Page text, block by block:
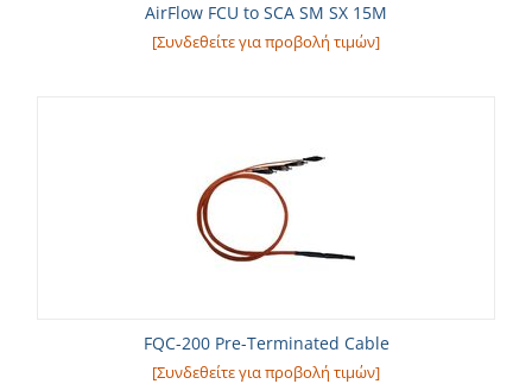
AirFlow FCU to SCA SM SX 15M
[Συνδεθείτε για προβολή τιμών]
FQC-200 Pre-Terminated Cable
[Συνδεθείτε για προβολή τιμών]